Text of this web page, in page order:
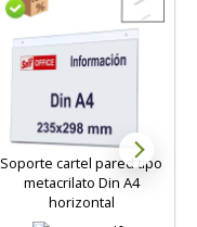
Soporte cartel pared tipo
metacrilato Din A4
horizontal